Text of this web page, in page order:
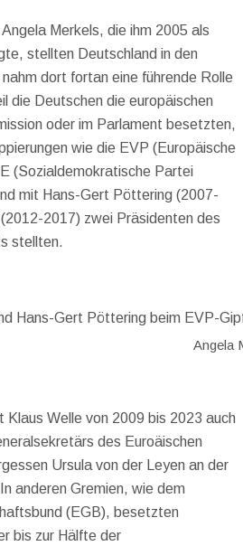
Merkels, die ihm 2005 als
stellten Deutschland in den
dort fortan eine führende Rolle
die Deutschen die europäischen
oder im Parlament besetzten,
wie die EVP (Europäische
(Sozialdemokratische Partei
mit Hans-Gert Pöttering (2007-
2017) zwei Präsidenten des
stellten.
Angela
Welle von 2009 bis 2023 auch
des Euroäischen
Ursula von der Leyen an der
anderen Gremien, wie dem
(EGB), besetzten
bis zur Hälfte der